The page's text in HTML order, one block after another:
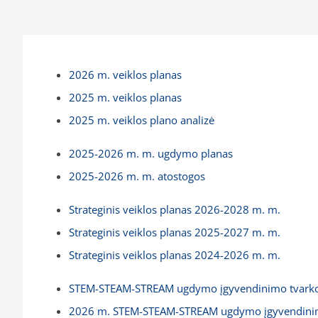
2026 m. veiklos planas
2025 m. veiklos planas
2025 m. veiklos plano analizė
2025-2026 m. m. ugdymo planas
2025-2026 m. m. atostogos
Strateginis veiklos planas 2026-2028 m. m.
Strateginis veiklos planas 2025-2027 m. m.
Strateginis veiklos planas 2024-2026 m. m.
STEM-STEAM-STREAM ugdymo įgyvendinimo
2026 m. STEM-STEAM-STREAM ugdymo